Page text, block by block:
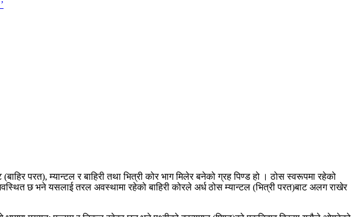
परत), म्यान्टल र बाहिरी तथा भित्री कोर भाग मिलेर बनेको ग्रह पिण्ड हो । ठोस स्वरूपमा रहेको
छ भने यसलाई तरल अवस्थामा रहेको बाहिरी कोरले अर्ध ठोस म्यान्टल (भित्री परत)बाट अलग राखेर